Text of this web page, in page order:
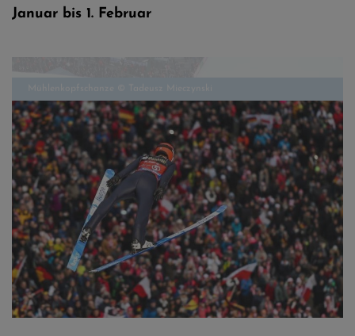
Januar bis 1. Februar
Stephan Leyhe © Tadeusz Mieczynski